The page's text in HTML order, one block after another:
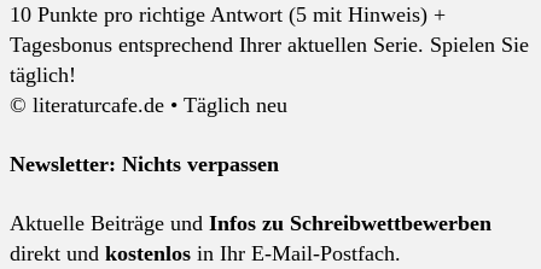
10 Punkte pro richtige Antwort (5 mit Hinweis) +
Tagesbonus entsprechend Ihrer aktuellen Serie. Spielen Sie
täglich!
© literaturcafe.de • Täglich neu
Newsletter: Nichts verpassen
Aktuelle Beiträge und Infos zu Schreibwettbewerben
direkt und kostenlos in Ihr E-Mail-Postfach.